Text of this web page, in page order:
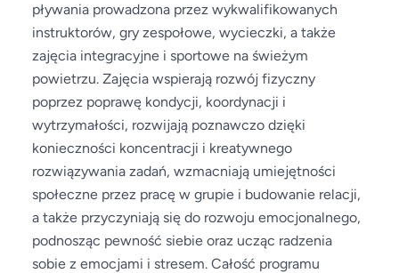
pływania prowadzona przez wykwalifikowanych
instruktorów, gry zespołowe, wycieczki, a także
zajęcia integracyjne i sportowe na świeżym
powietrzu. Zajęcia wspierają rozwój fizyczny
poprzez poprawę kondycji, koordynacji i
wytrzymałości, rozwijają poznawczo dzięki
konieczności koncentracji i kreatywnego
rozwiązywania zadań, wzmacniają umiejętności
społeczne przez pracę w grupie i budowanie relacji,
a także przyczyniają się do rozwoju emocjonalnego,
podnosząc pewność siebie oraz ucząc radzenia
sobie z emocjami i stresem. Całość programu